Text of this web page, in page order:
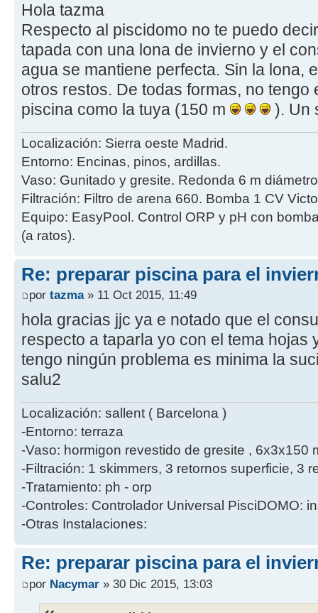
Hola tazma
Respecto al piscidomo no te puedo
tapada con una lona de invierno y el
agua se mantiene perfecta. Sin la lona,
otros restos. De todas formas, no tengo
piscina como la tuya (150 m
). Un
Localización: Sierra oeste Madrid.
Entorno: Encinas, pinos, ardillas.
Vaso: Gunitado y gresite. Redonda 6 m
Filtración: Filtro de arena 660. Bomba 1 CV
Equipo: EasyPool. Control ORP y pH con
(a ratos).
Re: preparar piscina para el
por tazma» 11 Oct 2015, 11:49
hola gracias jjc ya e notado que el
respecto a taparla yo con el tema hojas
tengo ningún problema es minima la
salu2
Localización: sallent ( Barcelona )
-Entorno: terraza
-Vaso: hormigon revestido de gresite , 6x3x150
-Filtración: 1 skimmers, 3 retornos superficie, 3
-Tratamiento: ph - orp
-Controles: Controlador Universal PisciDOMO:
-Otras Instalaciones:
Re: preparar piscina para el
por Nacymar » 30 Dic 2015, 13:03